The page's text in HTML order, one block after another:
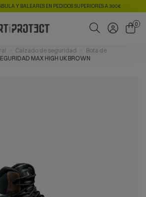
Y BALEARES EN PEDIDOS SUPERIORES A 300€
0
Calzado de seguridad
Bota de
MAX HIGH UK BROWN